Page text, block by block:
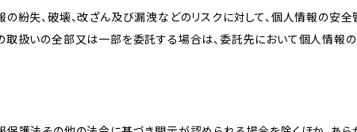
の紛失、破壊、改ざん及び漏洩などのリスクに対して、個人情報の安
取扱いの全部又は一部を委託する場合は、委託先において個人情報